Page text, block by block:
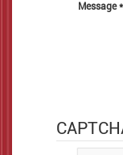
Message *